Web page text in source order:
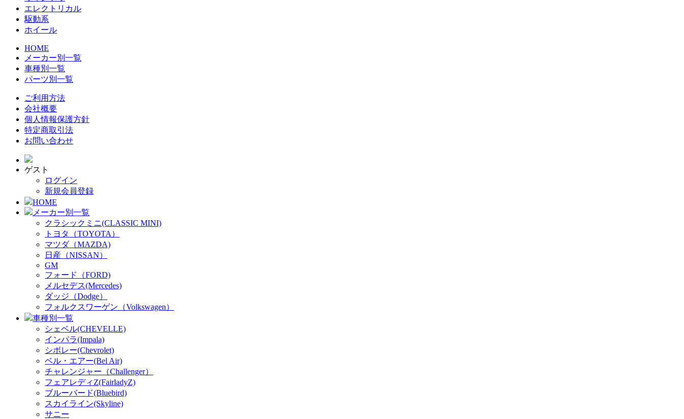
エレクトリカル
駆動系
ホイール
HOME
メーカー別一覧
車種別一覧
パーツ別一覧
ご利用方法
会社概要
個人情報保護方針
特定商取引法
お問い合わせ
ゲスト
ログイン
新規会員登録
HOME
メーカー別一覧
クラシックミニ(CLASSIC MINI)
トヨタ（TOYOTA）
マツダ（MAZDA)
日産（NISSAN）
GM
フォード（FORD)
メルセデス(Mercedes)
ダッジ（Dodge）
フォルクスワーゲン（Volkswagen）
車種別一覧
シェベル(CHEVELLE)
インパラ(Impala)
シボレー(Chevrolet)
ベル・エアー(Bel Air)
チャレンジャー（Challenger）
フェアレディZ(FairladyZ)
ブルーバード(Bluebird)
スカイライン(Skyline)
サニー